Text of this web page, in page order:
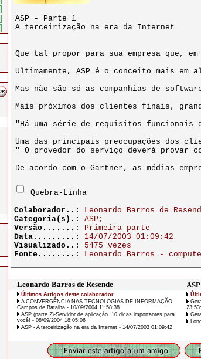
Quebra-Linha
Colaborador..: Leonardo Barros de
Categoria(s).: ASP;
Versão.......: Primeira parte
Data.........: 14/07/2003 01:09:42
Visualizado..: 5475 vezes
Fonte........: Leonardo Barros -
Leonardo Barros de Resende ASP
Últimos Artigos deste colaborador
A CONVERGÊNCIA NAS TECNOLOGIAS DE INFORMAÇÃO -
Campos de Batalha - 10/09/2004 11:58:38
ASP (parte 2)-Servidor de aplicação. 10 dicas importantes para
você! - 08/09/2004 18:05:06
ASP - A terceirização na era da Internet - 14/07/2003 01:09:42